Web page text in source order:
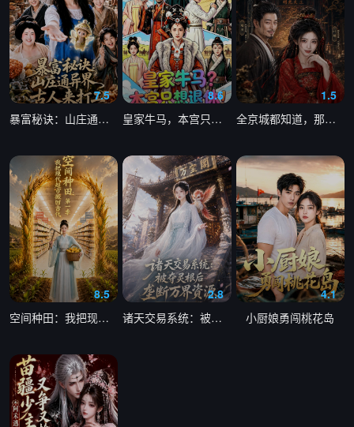
7.5
暴富秘诀：山庄通异界古人来打工
8.6
皇家牛马，本宫只想退休
1.5
全京城都知道，那对父女是双坑了
8.5
空间种田：我把现代超市搬回古代第一季
2.8
诸天交易系统：被夺灵根后垄断万界资源
4.1
小厨娘勇闯桃花岛